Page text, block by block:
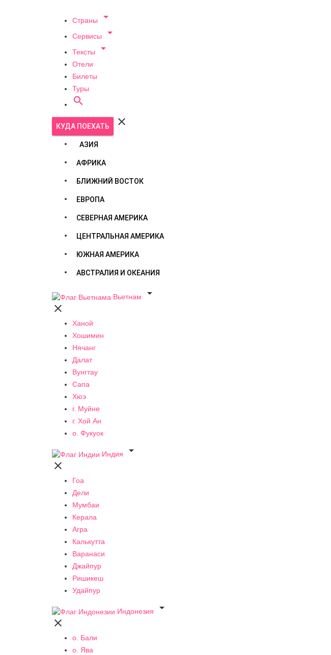
Страны 
Сервисы 
Тексты 
Отели
Билеты
Туры

КУДА ПОЕХАТЬ 
АЗИЯ
АФРИКА
БЛИЖНИЙ ВОСТОК
ЕВРОПА
СЕВЕРНАЯ АМЕРИКА
ЦЕНТРАЛЬНАЯ АМЕРИКА
ЮЖНАЯ АМЕРИКА
АВСТРАЛИЯ И ОКЕАНИЯ
Вьетнам


Ханой
Хошимин
Нячанг
Далат
Вунгтау
Сапа
Хюэ
г. Муйне
г. Хой Ан
о. Фукуок
Индия


Гоа
Дели
Мумбаи
Керала
Агра
Калькутта
Варанаси
Джайпур
Ришикеш
Удайпур
Индонезия


о. Бали
о. Ява